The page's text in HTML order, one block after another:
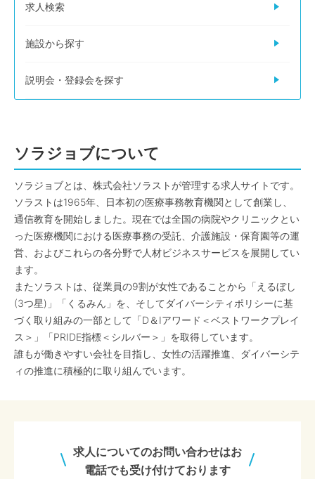
求人検索
施設から探す
説明会・登録会を探す
ソラジョブについて
ソラジョブとは、株式会社ソラストが管理する求人サイトです。
ソラストは1965年、日本初の医療事務教育機関として創業し、
通信教育を開始しました。現在では全国の病院やクリニックとい
った医療機関における医療事務の受託、介護施設・保育園等の運
営、およびこれらの各分野で人材ビジネスサービスを展開してい
ます。
またソラストは、従業員の9割が女性であることから「えるぼし
(3つ星)」「くるみん」を、そしてダイバーシティポリシーに基
づく取り組みの一部として「D＆Iアワード＜ベストワークプレイ
ス＞」「PRIDE指標＜シルバー＞」を取得しています。
誰もが働きやすい会社を目指し、女性の活躍推進、ダイバーシテ
ィの推進に積極的に取り組んでいます。
求人についてのお問い合わせはお
電話でも受け付けております